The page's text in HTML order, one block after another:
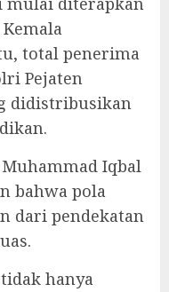
total penerima
Pejaten
didistribusikan
Muhammad Iqbal
bahwa pola
dari pendekatan
hanya